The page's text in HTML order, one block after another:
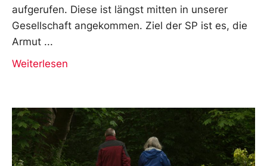
aufgerufen. Diese ist längst mitten in unserer
Gesellschaft angekommen. Ziel der SP ist es, die
Armut
Weiterlesen